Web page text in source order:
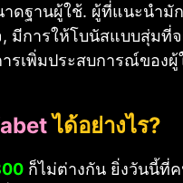
ดฐานผู้ใช้. ผู้ที่แนะนำมั
การให้โบนัสแบบสุ่มที่
เพิ่มประสบการณ์ของผู้
ได้อย่างไร?
ก็ไม่ต่างกัน ยิ่งวันนี้ที่